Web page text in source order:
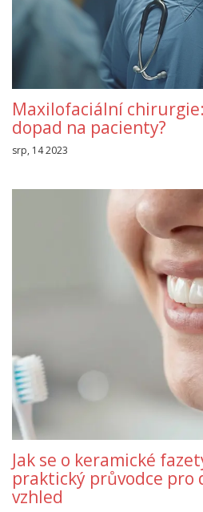
Maxilofaciální
dopad na pacienty?
srp, 14 2023
Jak se o keramické
praktický průvodce pro
vzhled